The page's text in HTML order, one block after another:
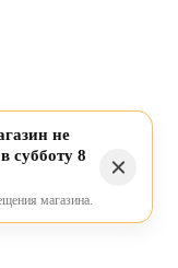
не
субботу 8
магазина.